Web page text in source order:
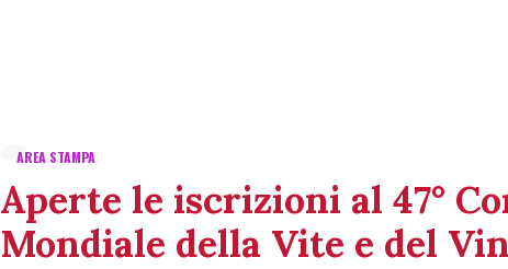
AREA STAMPA
Aperte le iscrizioni al 47°
Mondiale della Vite e del